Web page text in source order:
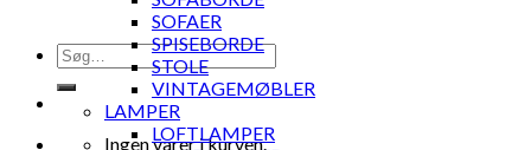
Søg
efter:
Ingen varer i kurven.
SOFAER
SPISEBORDE
STOLE
VINTAGEMØBLER
LAMPER
LOFTLAMPER